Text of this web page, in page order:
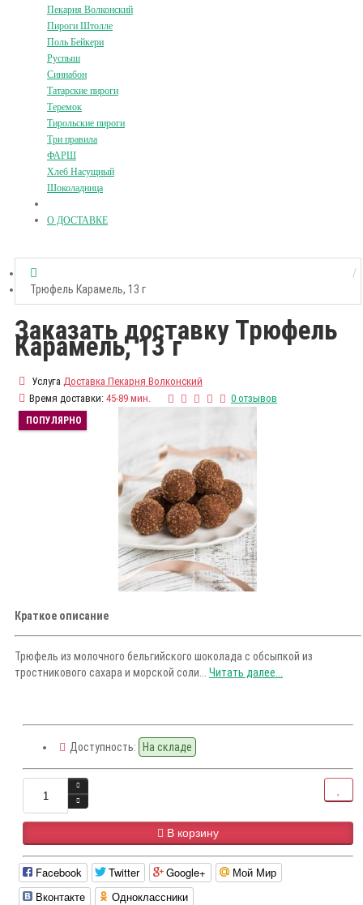
Пекарня Волконский
Пироги Штолле
Поль Бейкери
Руспыш
Синнабон
Татарские пироги
Теремок
Тирольские пироги
Три правила
ФАРШ
Хлеб Насущный
Шоколадница
О ДОСТАВКЕ
Трюфель Карамель, 13 г
Заказать доставку Трюфель
Карамель, 13 г
Услуга Доставка Пекарня Волконский
Время доставки: 45-89 мин. 0 отзывов
ПОПУЛЯРНО
Краткое описание
Трюфель из молочного бельгийского шоколада с обсыпкой из
тростникового сахара и морской соли... Читать далее...
Доступность: На складе
В корзину
Facebook Twitter Google+
Мой Мир
Вконтакте
Одноклассники